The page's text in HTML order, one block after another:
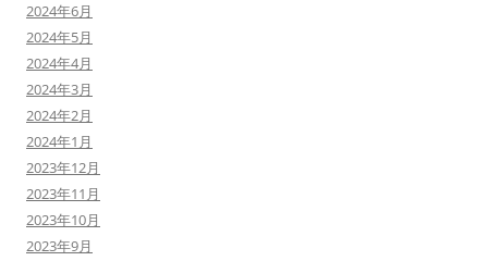
2024年6月
2024年5月
2024年4月
2024年3月
2024年2月
2024年1月
2023年12月
2023年11月
2023年10月
2023年9月